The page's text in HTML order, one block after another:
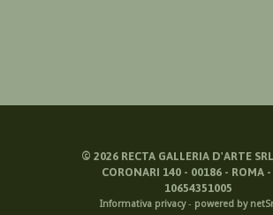
© 2026RECTA GALLERIA D'ARTE
CORONARI 140 - 00186 - ROMA
10654351005
Informativa privacy- powered by